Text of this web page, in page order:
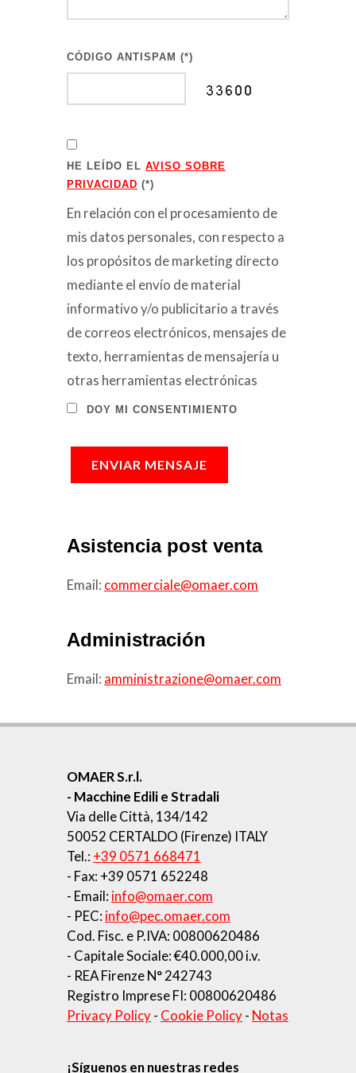
CÓDIGO ANTISPAM (*)
HE LEÍDO EL AVISO SOBRE
PRIVACIDAD (*)
En relación con el procesamiento de
mis datos personales, con respecto a
los propósitos de marketing directo
mediante el envío de material
informativo y/o publicitario a través
de correos electrónicos, mensajes de
texto, herramientas de mensajería u
otras herramientas electrónicas
DOY MI CONSENTIMIENTO
ENVIAR MENSAJE
Asistencia post venta
Email: commerciale@omaer.com
Administración
Email: amministrazione@omaer.com
OMAER S.r.l.
- Macchine Edili e Stradali
Via delle Città, 134/142
50052 CERTALDO (Firenze) ITALY
Tel.: +39 0571 668471
- Fax: +39 0571 652248
- Email: info@omaer.com
- PEC: info@pec.omaer.com
Cod. Fisc. e P.IVA: 00800620486
- Capitale Sociale: €40.000,00 i.v.
- REA Firenze N° 242743
Registro Imprese FI: 00800620486
Privacy Policy- Cookie Policy- Notas
¡Síguenos en nuestras redes